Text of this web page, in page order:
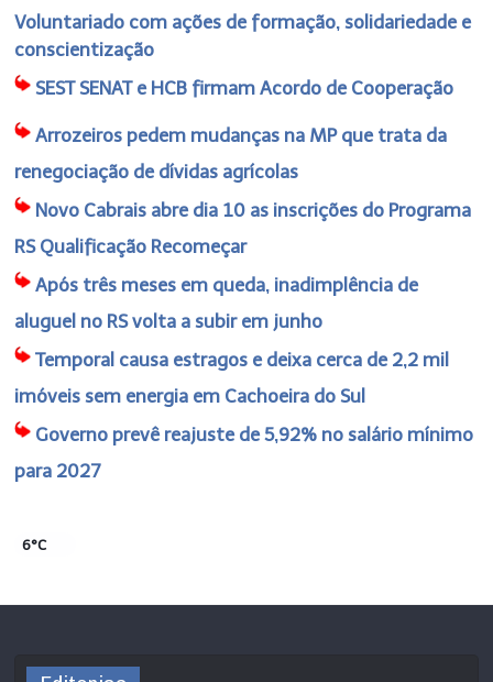
Voluntariado com ações de formação, solidariedade e
conscientização
SEST SENAT e HCB firmam Acordo de Cooperação
Arrozeiros pedem mudanças na MP que trata da
renegociação de dívidas agrícolas
Novo Cabrais abre dia 10 as inscrições do Programa
RS Qualificação Recomeçar
Após três meses em queda, inadimplência de
aluguel no RS volta a subir em junho
Temporal causa estragos e deixa cerca de 2,2 mil
imóveis sem energia em Cachoeira do Sul
Governo prevê reajuste de 5,92% no salário mínimo
para 2027
6°C